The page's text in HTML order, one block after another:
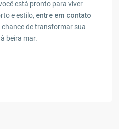
está pronto para viver
e estilo, entre em contato
chance de transformar sua
beira mar.